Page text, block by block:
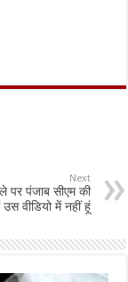
Next
पंजाब सीएम की
वीडियो में नहीं हूं